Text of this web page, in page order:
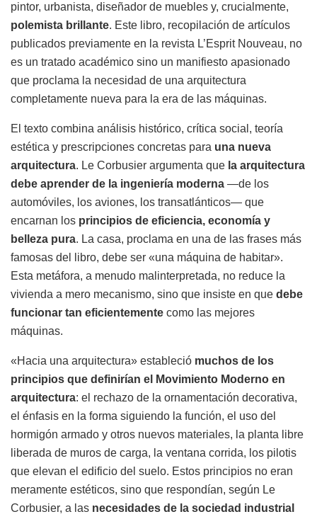
pintor, urbanista, diseñador de muebles y, crucialmente,
polemista brillante. Este libro, recopilación de artículos
publicados previamente en la revista L’Esprit Nouveau, no
es un tratado académico sino un manifiesto apasionado
que proclama la necesidad de una arquitectura
completamente nueva para la era de las máquinas.
El texto combina análisis histórico, crítica social, teoría
estética y prescripciones concretas para una nueva
arquitectura. Le Corbusier argumenta que la arquitectura
debe aprender de la ingeniería moderna —de los
automóviles, los aviones, los transatlánticos— que
encarnan los principios de eficiencia, economía y
belleza pura. La casa, proclama en una de las frases más
famosas del libro, debe ser «una máquina de habitar».
Esta metáfora, a menudo malinterpretada, no reduce la
vivienda a mero mecanismo, sino que insiste en que debe
funcionar tan eficientemente como las mejores
máquinas.
«Hacia una arquitectura» estableció muchos de los
principios que definirían el Movimiento Moderno en
arquitectura: el rechazo de la ornamentación decorativa,
el énfasis en la forma siguiendo la función, el uso del
hormigón armado y otros nuevos materiales, la planta libre
liberada de muros de carga, la ventana corrida, los pilotis
que elevan el edificio del suelo. Estos principios no eran
meramente estéticos, sino que respondían, según Le
Corbusier, a las necesidades de la sociedad industrial